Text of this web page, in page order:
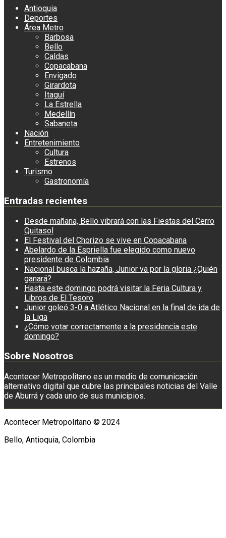
Antioquia
Deportes
Área Metro
Barbosa
Bello
Caldas
Copacabana
Envigado
Girardota
Itaguí
La Estrella
Medellín
Sabaneta
Nación
Entretenimiento
Cultura
Estrenos
Turismo
Gastronomía
Entradas recientes
Desde mañana, Bello vibrará con las Fiestas del Cerro
Quitasol
El Festival del Chorizo se vive en Copacabana
Abelardo de la Espriella fue elegido como nuevo
presidente de Colombia
Nacional busca la hazaña, Junior va por la gloria ¿Quién
ganará?
Hasta este domingo podrá visitar la Feria Cultura y
Libros de El Tesoro
Junior goleó 3-0 a Atlético Nacional en la final de ida de
la Liga
¿Cómo votar correctamente a la presidencia este
domingo?
Sobre Nosotros
Acontecer Metropolitano es un medio de comunicación
alternativo digital que cubre las principales noticias del Valle
de Aburrá y cada uno de sus municipios.
Acontecer Metropolitano © 2024
Bello, Antioquia, Colombia